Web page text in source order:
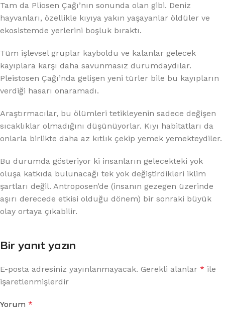
Tam da Pliosen Çağı’nın sonunda olan gibi. Deniz
hayvanları, özellikle kıyıya yakın yaşayanlar öldüler ve
ekosistemde yerlerini boşluk bıraktı.
Tüm işlevsel gruplar kayboldu ve kalanlar gelecek
kayıplara karşı daha savunmasız durumdaydılar.
Pleistosen Çağı’nda gelişen yeni türler bile bu kayıpların
verdiği hasarı onaramadı.
Araştırmacılar, bu ölümleri tetikleyenin sadece değişen
sıcaklıklar olmadığını düşünüyorlar. Kıyı habitatları da
onlarla birlikte daha az kıtlık çekip yemek yemekteydiler.
Bu durumda gösteriyor ki insanların gelecekteki yok
oluşa katkıda bulunacağı tek yok değiştirdikleri iklim
şartları değil. Antroposen’de (insanın gezegen üzerinde
aşırı derecede etkisi olduğu dönem) bir sonraki büyük
olay ortaya çıkabilir.
Bir yanıt yazın
E-posta adresiniz yayınlanmayacak. Gerekli alanlar * ile
işaretlenmişlerdir
Yorum *